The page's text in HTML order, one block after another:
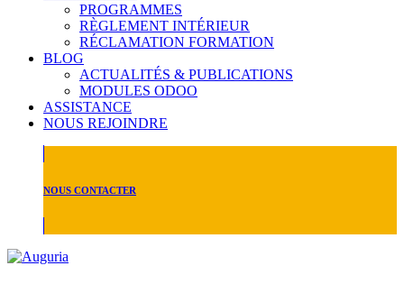
PROGRAMMES
RÈGLEMENT INTÉRIEUR
RÉCLAMATION FORMATION
BLOG
ACTUALITÉS & PUBLICATIONS
MODULES ODOO
ASSISTANCE
NOUS REJOINDRE
NOUS CONTACTER